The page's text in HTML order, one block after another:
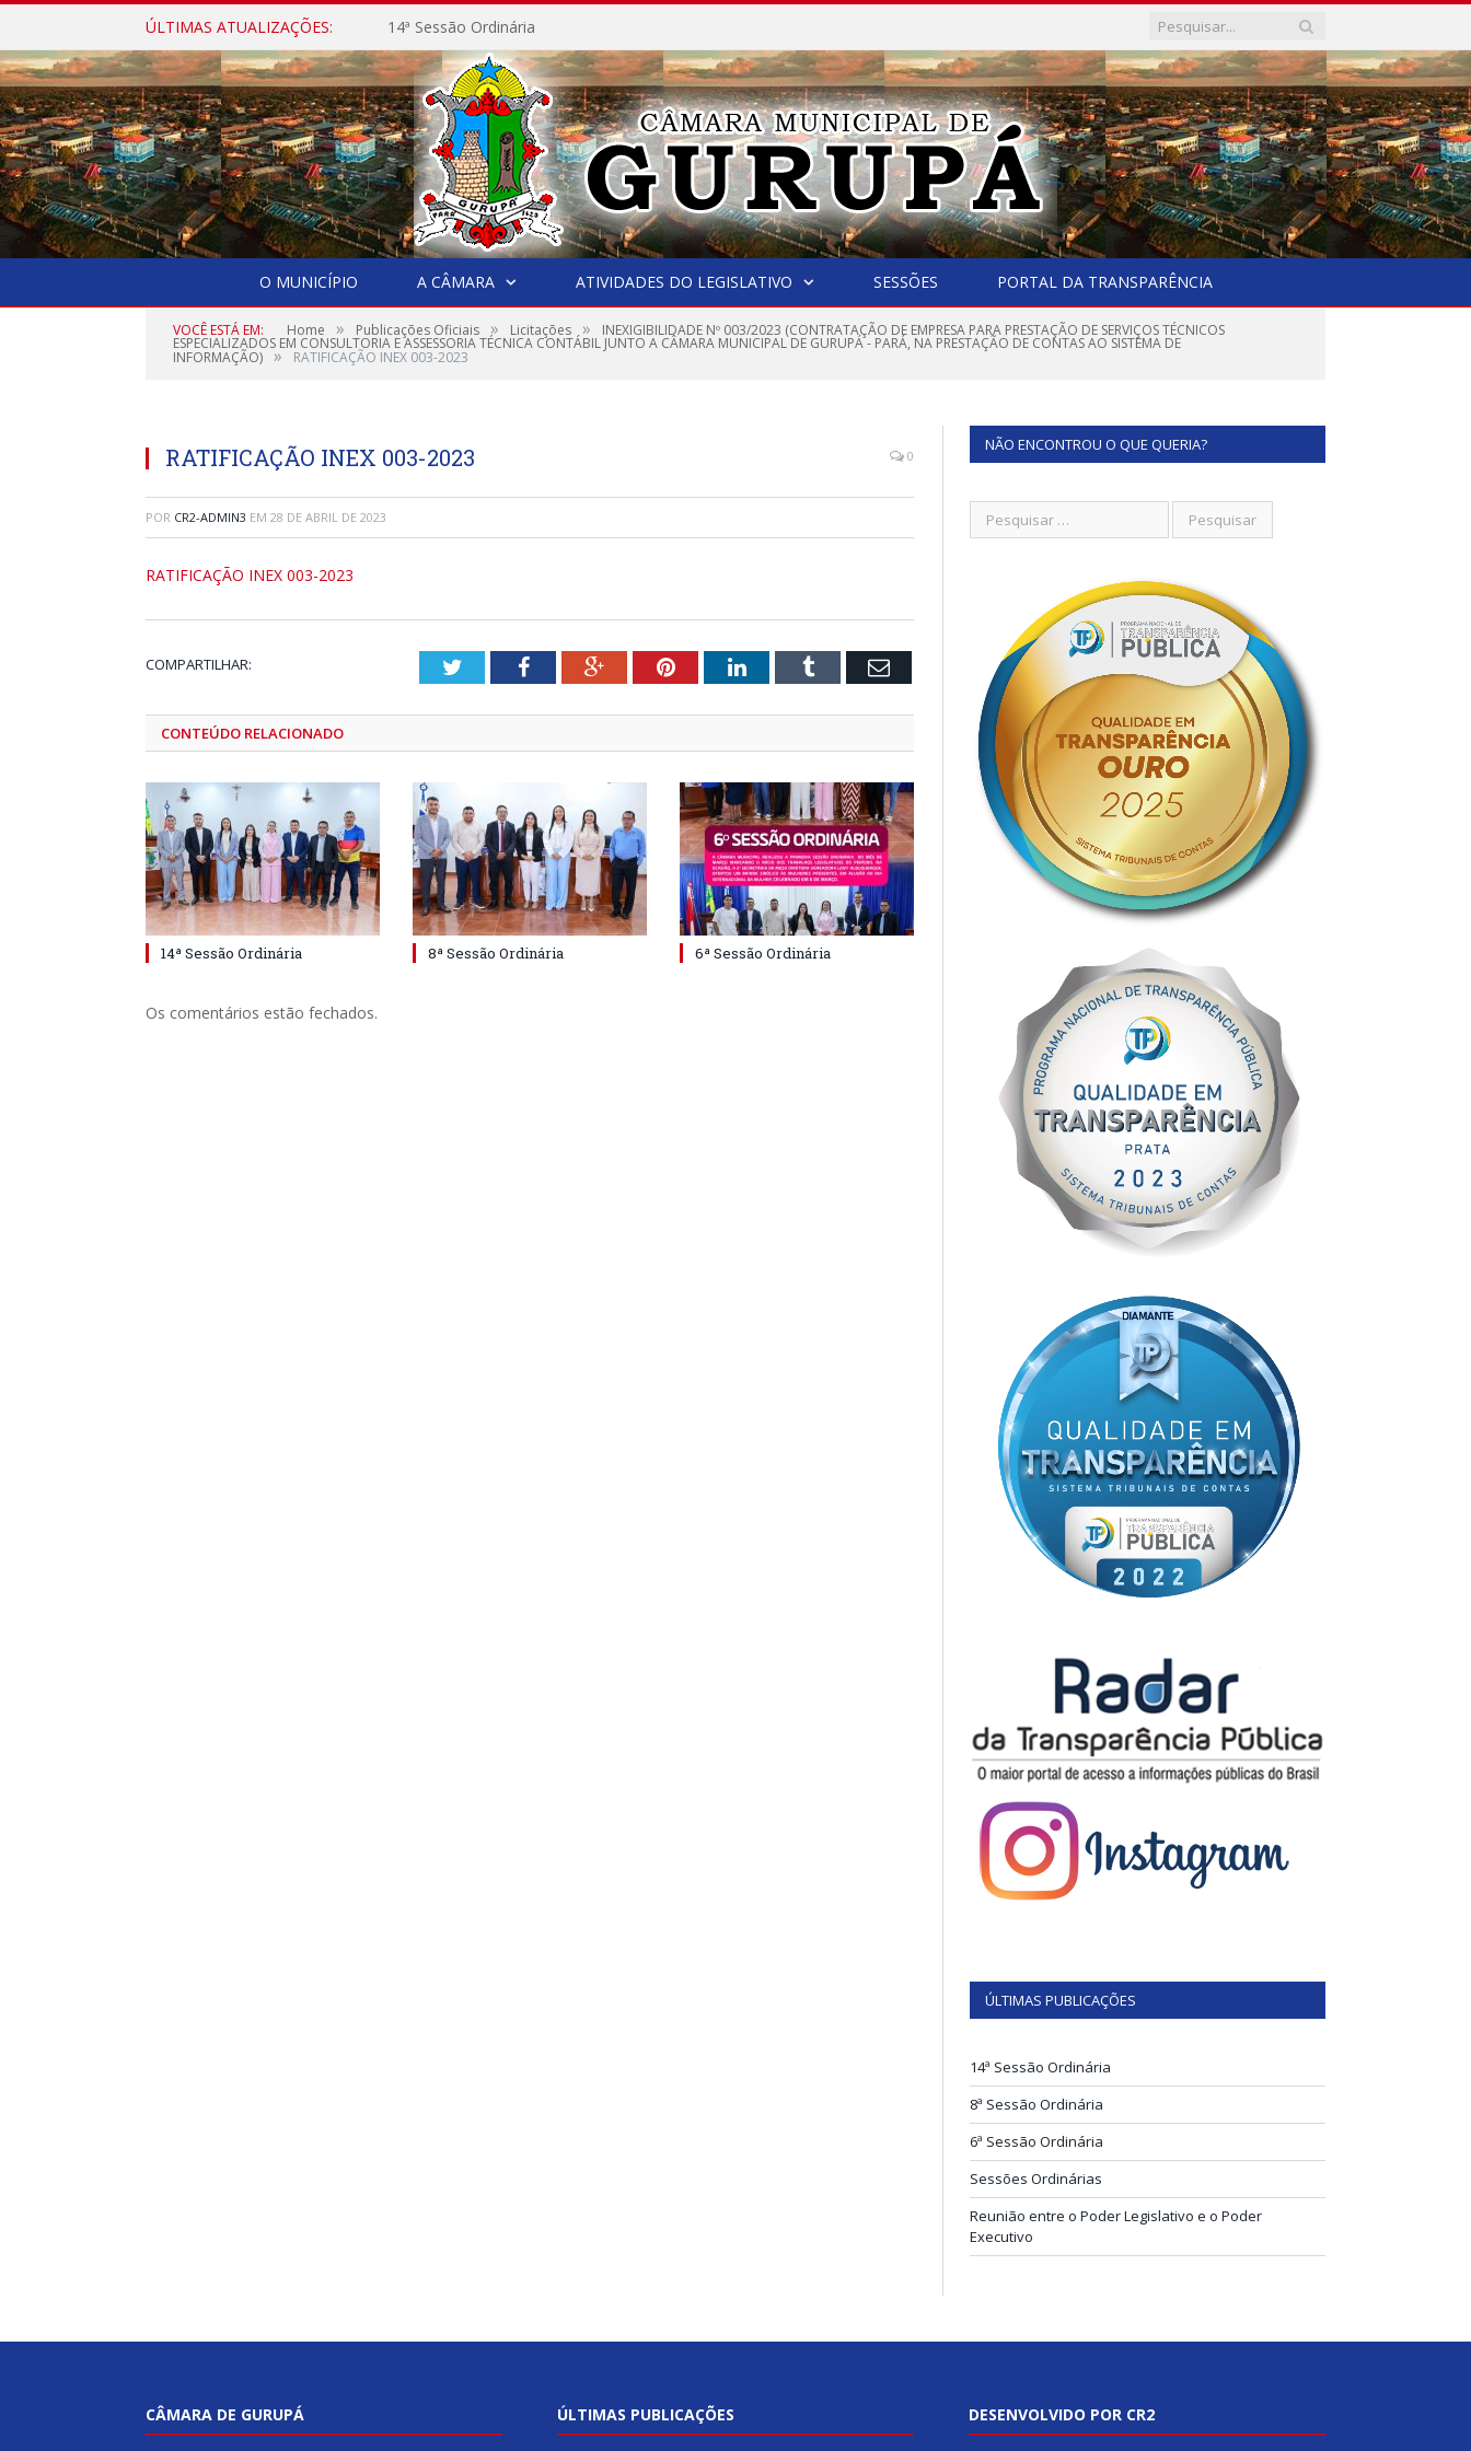
ÚLTIMAS ATUALIZAÇÕES: 14ª Sessão Ordinária
O MUNICÍPIO A CÂMARA ATIVIDADES DO LEGISLATIVO SESSÕES PORTAL DA TRANSPARÊNCIA
VOCÊ ESTÁ EM: Home » Publicações Oficiais » Licitações » INEXIGIBILIDADE Nº 003/2023 (CONTRATAÇÃO DE EMPRESA PARA PRESTAÇÃO DE SERVIÇOS TÉCNICOS
ESPECIALIZADOS EM CONSULTORIA E ASSESSORIA TÉCNICA CONTÁBIL JUNTO A CÂMARA MUNICIPAL DE GURUPÁ - PARÁ, NA PRESTAÇÃO DE CONTAS AO SISTEMA DE
INFORMAÇÃO) » RATIFICAÇÃO INEX 003-2023
RATIFICAÇÃO INEX 003-2023 0
POR CR2-ADMIN3 EM 28 DE ABRIL DE 2023
RATIFICAÇÃO INEX 003-2023
COMPARTILHAR: TwitterFacebookGoogle+PinterestLinkedInTumblr Email
CONTEÚDO RELACIONADO
14ª Sessão Ordinária 8ª Sessão Ordinária 6ª Sessão Ordinária
Os comentários estão fechados.
NÃO ENCONTROU O QUE QUERIA?
ÚLTIMAS PUBLICAÇÕES
14ª Sessão Ordinária
8ª Sessão Ordinária
6ª Sessão Ordinária
Sessões Ordinárias
Reunião entre o Poder Legislativo e o Poder
Executivo
CÂMARA DE GURUPÁ ÚLTIMAS PUBLICAÇÕES DESENVOLVIDO POR CR2